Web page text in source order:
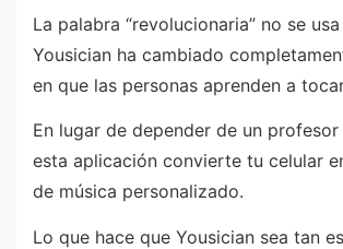
La palabra “revolucionaria” no se
Yousician ha cambiado
en que las personas aprenden a
En lugar de depender de un
esta aplicación convierte tu celular
de música personalizado.
Lo que hace que Yousician sea tan